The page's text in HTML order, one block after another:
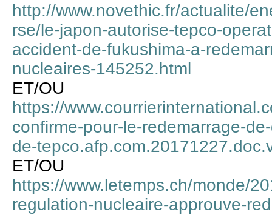
http://www.novethic.fr/actualite/
rse/le-japon-autorise-tepco-
accident-de-fukushima-a-
nucleaires-145252.html
ET/OU
https://
confirme-pour-le-redemarrage-
de-
ET/OU
https://www.letemps.ch/monde/
regulation-nucleaire-approuve-